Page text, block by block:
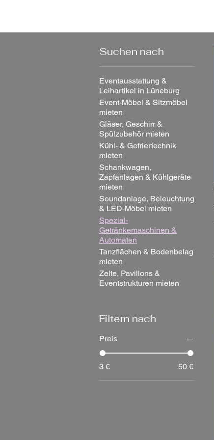
Suchen nach
Eventausstattung &
Leihartikel in Lüneburg
Event-Möbel & Sitzmöbel
mieten
Gläser, Geschirr &
Spülzubehör mieten
Kühl- & Gefriertechnik
mieten
Schankwagen,
Zapfanlagen & Kühlgeräte
mieten
Soundanlage, Beleuchtung
& LED-Möbel mieten
Spezial-
Getränkemaschinen &
Automaten
Tanzflächen & Bodenbelag
mieten
Zelte, Pavillons &
Eventstrukturen mieten
Filtern nach
Preis
3 € 50 €